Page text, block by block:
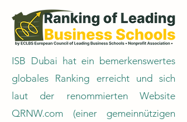
ISB Dubai hat ein bemerkenswertes
globales Ranking erreicht und sich
laut der renommierten Website
QRNW.com (einer gemeinnützigen